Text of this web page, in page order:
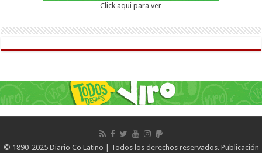
Click aqui para ver
© 1890-2025 Diario Co Latino | Todos los derechos reservados. Publicación